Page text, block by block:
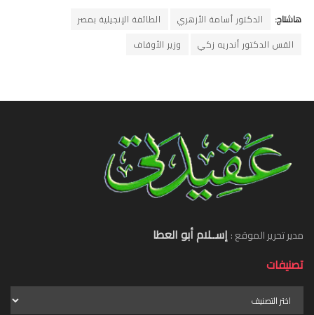
هاشتاج: الدكتور أسامة الأزهري
الطائفة الإنجيلية بمصر
القس الدكتور أندريه زكي
وزير الأوقاف
مدير تحرير الموقع :إســلام أبو العطا
تصنيفات